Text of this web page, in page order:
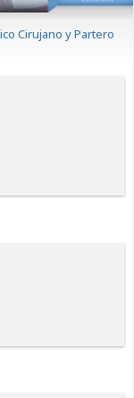
Cirujano y Partero